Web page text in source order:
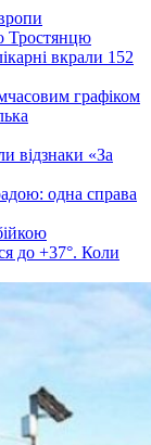
Тростянцю
вкрали 152
графіком
відзнаки «За
одна справа
до +37°. Коли